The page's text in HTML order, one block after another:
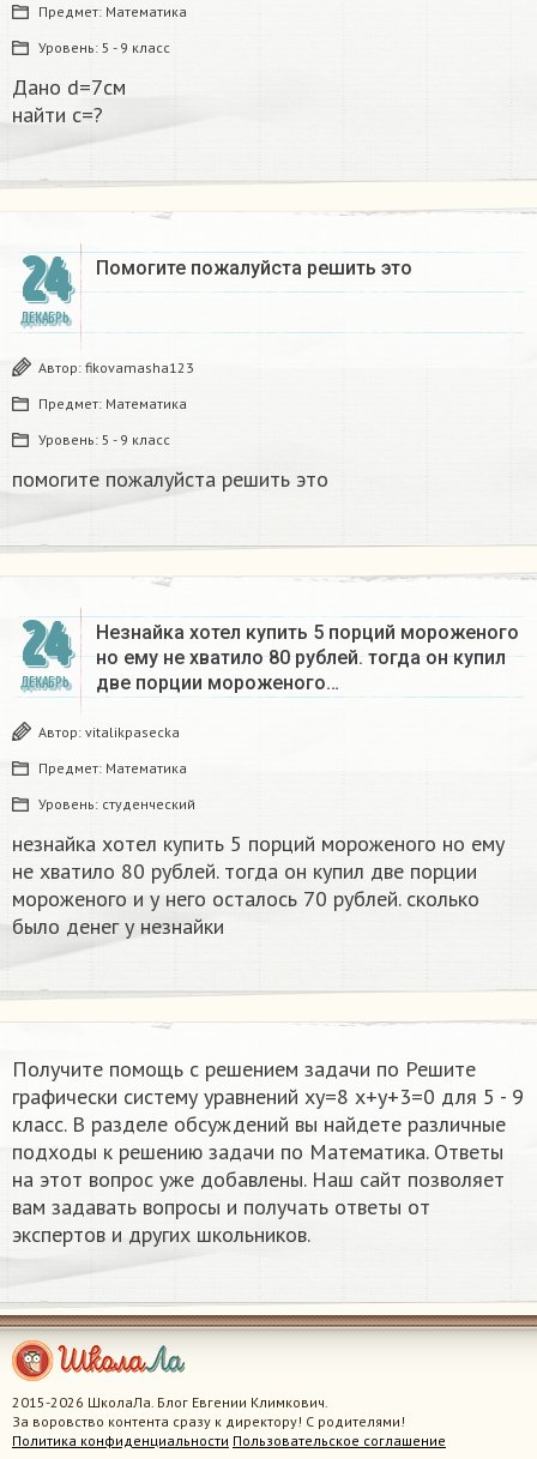
Предмет: Математика
Уровень: 5 - 9 класс
Дано d=7см
найти с=?​
24
ДЕКАБРЬ
Помогите пожалуйста решить это
Автор: fikovamasha123
Предмет: Математика
Уровень: 5 - 9 класс
помогите пожалуйста решить это
24
ДЕКАБРЬ
Незнайка хотел купить 5 порций мороженого
но ему не хватило 80 рублей. тогда он купил
две порции мороженого…
Автор: vitalikpasecka
Предмет: Математика
Уровень: студенческий
незнайка хотел купить 5 порций мороженого но ему
не хватило 80 рублей. тогда он купил две порции
мороженого и у него осталось 70 рублей. сколько
было денег у незнайки
Получите помощь с решением задачи по Решите
графически систему уравнений xy=8 x+y+3=0 для 5 - 9
класс. В разделе обсуждений вы найдете различные
подходы к решению задачи по Математика. Ответы
на этот вопрос уже добавлены. Наш сайт позволяет
вам задавать вопросы и получать ответы от
экспертов и других школьников.
2015-2026 ШколаЛа. Блог Евгении Климкович.
За воровство контента сразу к директору! С родителями!
Политика конфиденциальности Пользовательское соглашение